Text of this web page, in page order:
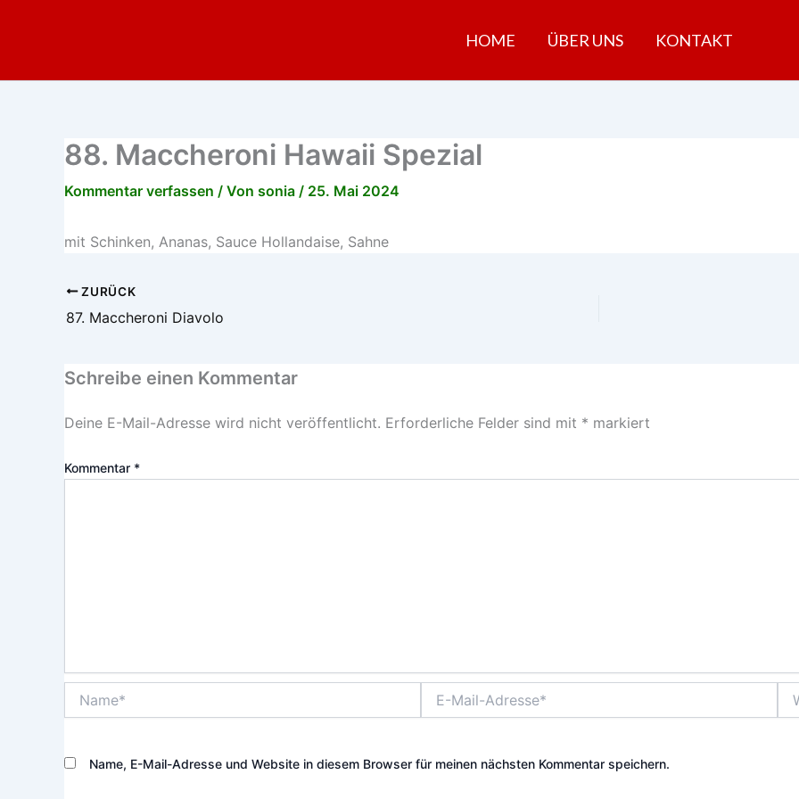
HOME ÜBER UNS KONTAKT
88. Maccheroni Hawaii Spezial
Kommentar verfassen / Von sonia / 25. Mai 2024
mit Schinken, Ananas, Sauce Hollandaise, Sahne
ZURÜCK
87. Maccheroni Diavolo
Schreibe einen Kommentar
Deine E-Mail-Adresse wird nicht veröffentlicht. Erforderliche Felder sind mit * markiert
Kommentar *
Mail-
Name, E-Mail-Adresse und Website in diesem Browser für meinen nächsten Kommentar speichern.